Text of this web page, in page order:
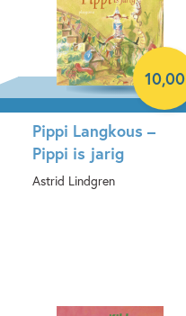
Pippi Langkous –
Pippi is jarig
Astrid Lindgren
10,00